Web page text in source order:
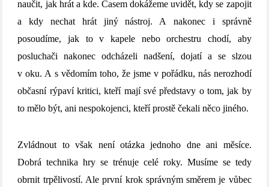
naučit, jak hrát a kde. Časem dokážeme uvidět, kdy se zapojit
a kdy nechat hrát jiný nástroj. A nakonec i správně
posoudíme, jak to v kapele nebo orchestru chodí, aby
posluchači nakonec odcházeli nadšení, dojatí a se slzou
v oku. A s vědomím toho, že jsme v pořádku, nás nerozhodí
občasní rýpaví kritici, kteří mají své představy o tom, jak by
to mělo být, ani nespokojenci, kteří prostě čekali něco jiného.
Zvládnout to však není otázka jednoho dne ani měsíce.
Dobrá technika hry se trénuje celé roky. Musíme se tedy
obrnit trpělivostí. Ale první krok správným směrem je vůbec